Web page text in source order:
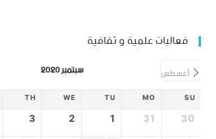
فعاليات علمية و ثقافية
أغسطس سبتمبر 2020
SU
MO
TU
WE
TH
30
31
1
2
3